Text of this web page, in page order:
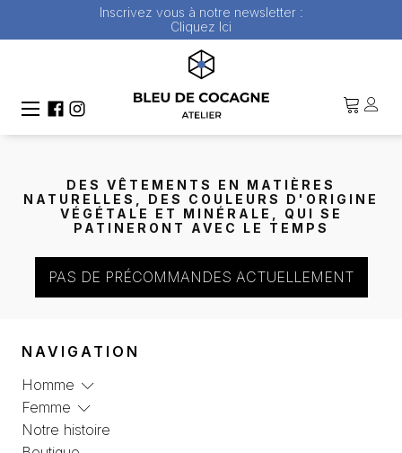
Inscrivez vous à notre newsletter :
Cliquez Ici
DES VÊTEMENTS EN MATIÈRES
NATURELLES, DES COULEURS D'ORIGINE
VÉGÉTALE ET MINÉRALE, QUI SE
PATINERONT AVEC LE TEMPS
PAS DE PRÉCOMMANDES ACTUELLEMENT
NAVIGATION
Homme
Femme
Notre histoire